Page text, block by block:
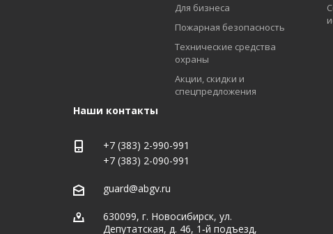
Для бизнеса
Пожарная безопасность
Технические средства
охраны
Акции, скидки и
спецпредложения
Наши контакты
+7 (383) 2-990-991
+7 (383) 2-090-991
guard@abgv.ru
630099, г. Новосибирск, ул.
Депутатская, д. 46, 1‑й подъезд,